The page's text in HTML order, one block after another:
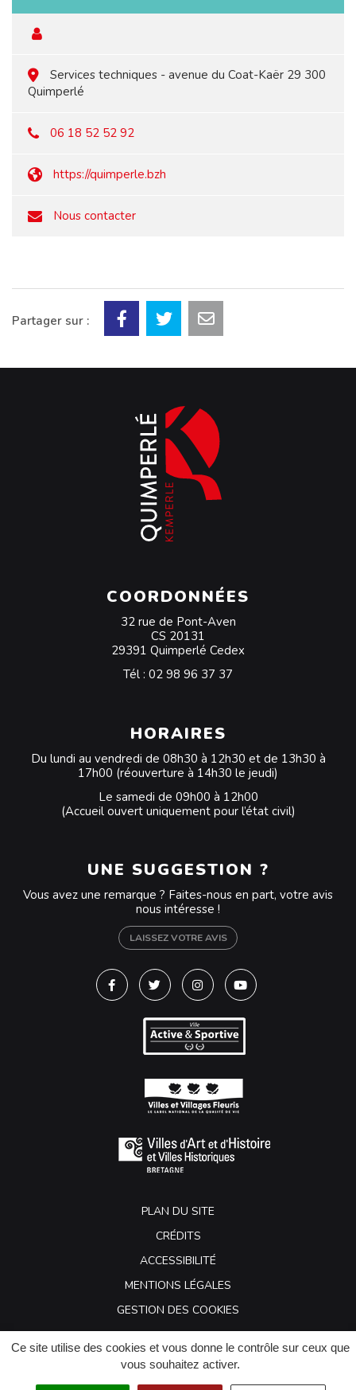
Ce site utilise des cookies et vous donne le contrôle sur ceux que
vous souhaitez activer.
Services techniques - avenue du Coat-Kaër 29 300
Quimperlé
06 18 52 52 92
https://quimperle.bzh
Nous contacter
Partager sur :
COORDONNÉES
32 rue de Pont-Aven
CS 20131
29391 Quimperlé Cedex
Tél : 02 98 96 37 37
HORAIRES
Du lundi au vendredi de 08h30 à 12h30 et de 13h30 à
17h00 (réouverture à 14h30 le jeudi)
Le samedi de 09h00 à 12h00
(Accueil ouvert uniquement pour l’état civil)
UNE SUGGESTION ?
Vous avez une remarque ? Faites-nous en part, votre avis
nous intéresse !
LAISSEZ VOTRE AVIS
Lien vers le compte Facebook
Lien vers le compte Twitter
Lien vers le compte
Lien vers la chaîne
PLAN DU SITE
CRÉDITS
ACCESSIBILITÉ
MENTIONS LÉGALES
GESTION DES COOKIES